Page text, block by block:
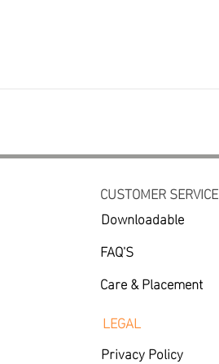
CUSTOMER SERVICE
Downloadable
FAQ'S
Care & Placement
LEGAL
Privacy Policy